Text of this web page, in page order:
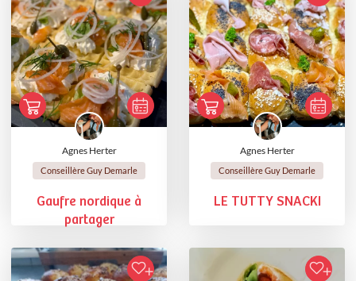
Agnes Herter
Conseillère Guy Demarle
Gaufre nordique à
partager
Agnes Herter
Conseillère Guy Demarle
LE TUTTY SNACKI